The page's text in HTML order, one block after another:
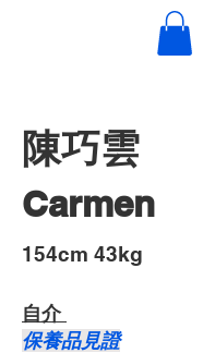
陳巧雲
Carmen
​154cm 43kg
自介 ​
保養品見證